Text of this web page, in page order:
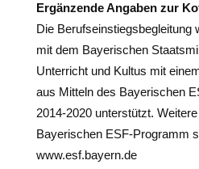
Ergänzende Angaben zur
Die Berufseinstiegsbegleitung
mit dem Bayerischen
Unterricht und Kultus mit
aus Mitteln des Bayerischen
2014-2020 unterstützt.
Bayerischen ESF-Programm
www.esf.bayern.de